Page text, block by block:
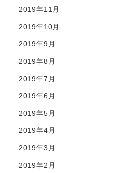
2019年11月
2019年10月
2019年9月
2019年8月
2019年7月
2019年6月
2019年5月
2019年4月
2019年3月
2019年2月